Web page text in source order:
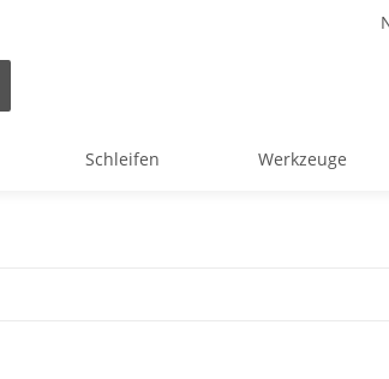
Schleifen Werkzeuge